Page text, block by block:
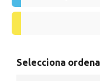
Accede a
Selecciona